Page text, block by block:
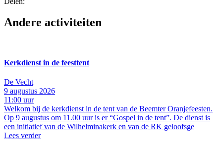
Andere activiteiten
Kerkdienst in de feesttent
De Vecht
9 augustus 2026
11:00 uur
Welkom bij de kerkdienst in de tent van de Beemter Oranjefeesten.
Op 9 augustus om 11.00 uur is er “Gospel in de tent”. De dienst is
een initiatief van de Wilhelminakerk en van de RK geloofsge
Lees verder